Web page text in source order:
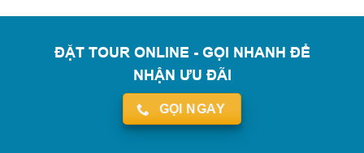
ĐẶT TOUR ONLINE - GỌI NHANH ĐỂ
NHẬN ƯU ĐÃI
GỌI NGAY